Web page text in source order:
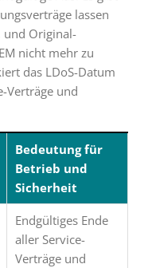
lassen
und Original-
nicht mehr zu
das LDoS-Datum
Verträge und
Bedeutung für
Betrieb und
Sicherheit
Endgültiges Ende
aller Service-
Verträge und